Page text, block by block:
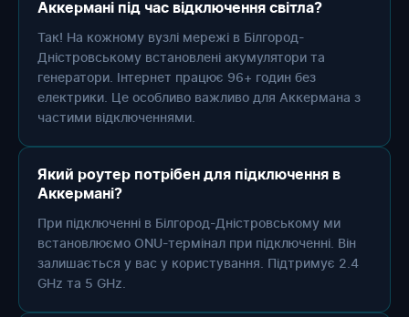
Аккермані під час відключення світла?
Так! На кожному вузлі мережі в Білгород-
Дністровському встановлені акумулятори та
генератори. Інтернет працює 96+ годин без
електрики. Це особливо важливо для Аккермана з
частими відключеннями.
Який роутер потрібен для підключення в
Аккермані?
При підключенні в Білгород-Дністровському ми
встановлюємо ONU-термінал при підключенні. Він
залишається у вас у користування. Підтримує 2.4
GHz та 5 GHz.